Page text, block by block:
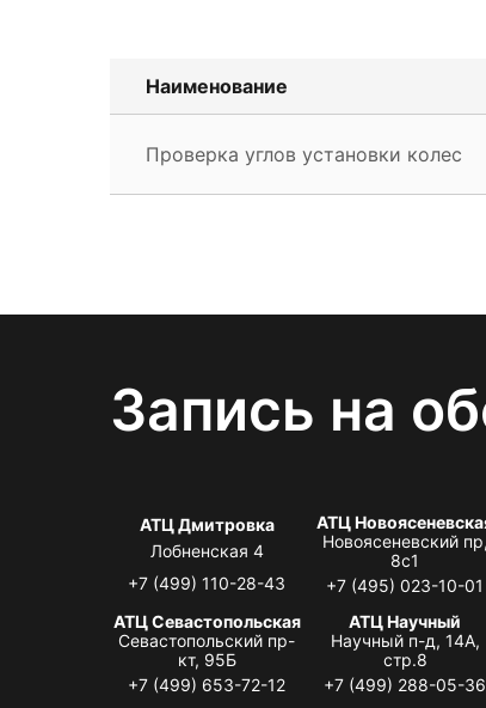
Наименование
Проверка углов установки колес
Запись на
АТЦ Дмитровка
Лобненская 4
+7 (499) 110-28-43
АТЦ
Новоясеневский пр,
8с1
+7 (495) 023-10-01
АТЦ Севастопольская
Севастопольский пр-
кт, 95Б
+7 (499) 653-72-12
АТЦ Научный
Научный п-д, 14А,
стр.8
+7 (499) 288-05-36